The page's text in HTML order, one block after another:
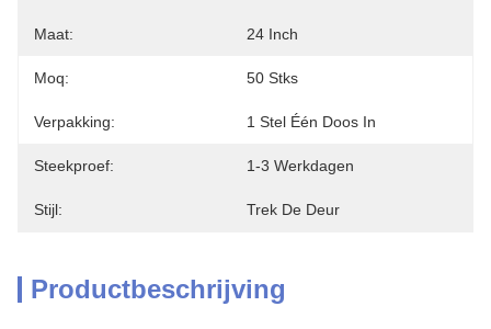
Maat: 24 Inch
Moq: 50 Stks
Verpakking: 1 Stel Één Doos In
Steekproef: 1-3 Werkdagen
Stijl: Trek De Deur
Productbeschrijving